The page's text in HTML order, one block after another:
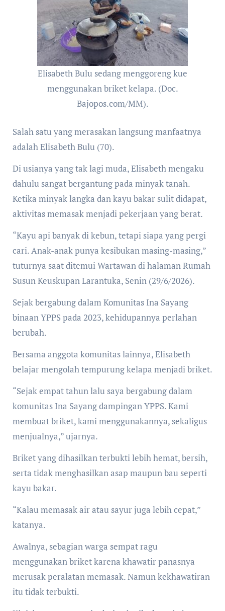
Elisabeth Bulu sedang menggoreng kue
menggunakan briket kelapa. (Doc.
Bajopos.com/MM).
Salah satu yang merasakan langsung manfaatnya
adalah Elisabeth Bulu (70).
Di usianya yang tak lagi muda, Elisabeth mengaku
dahulu sangat bergantung pada minyak tanah.
Ketika minyak langka dan kayu bakar sulit didapat,
aktivitas memasak menjadi pekerjaan yang berat.
“Kayu api banyak di kebun, tetapi siapa yang pergi
cari. Anak-anak punya kesibukan masing-masing,”
tuturnya saat ditemui Wartawan di halaman Rumah
Susun Keuskupan Larantuka, Senin (29/6/2026).
Sejak bergabung dalam Komunitas Ina Sayang
binaan YPPS pada 2023, kehidupannya perlahan
berubah.
Bersama anggota komunitas lainnya, Elisabeth
belajar mengolah tempurung kelapa menjadi briket.
“Sejak empat tahun lalu saya bergabung dalam
komunitas Ina Sayang dampingan YPPS. Kami
membuat briket, kami menggunakannya, sekaligus
menjualnya,” ujarnya.
Briket yang dihasilkan terbukti lebih hemat, bersih,
serta tidak menghasilkan asap maupun bau seperti
kayu bakar.
“Kalau memasak air atau sayur juga lebih cepat,”
katanya.
Awalnya, sebagian warga sempat ragu
menggunakan briket karena khawatir panasnya
merusak peralatan memasak. Namun kekhawatiran
itu tidak terbukti.